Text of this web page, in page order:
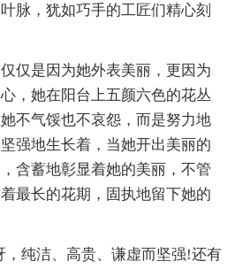
脉，犹如巧手的工匠们精心刻
仅是因为她外表美丽，更因为
，她在阳台上五颜六色的花丛
不气馁也不哀怨，而是努力地
强地生长着，当她开出美丽的
含蓄地彰显着她的美丽，不管
最长的花期，固执地留下她的
，纯洁、高贵、谦虚而坚强!还有